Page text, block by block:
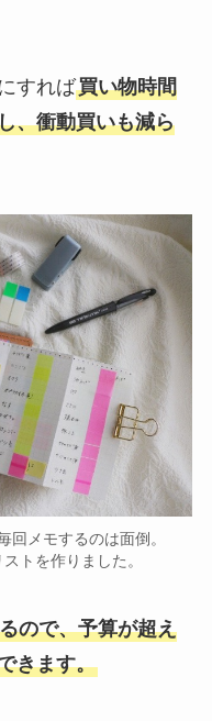
すれば買い物時間
、衝動買いも減ら
回メモするのは面倒。
トを作りました。
ので、予算が超え
きます。